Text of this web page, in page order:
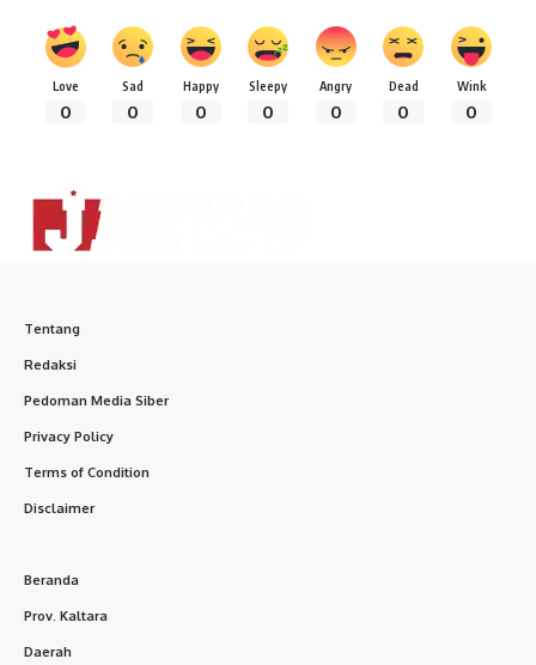
Love
0
Sad
0
Happy
0
Sleepy
0
Angry
0
Dead
0
Wink
0
Tentang
Redaksi
Pedoman Media Siber
Privacy Policy
Terms of Condition
Disclaimer
Beranda
Prov. Kaltara
Daerah